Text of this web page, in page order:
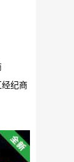
纪商